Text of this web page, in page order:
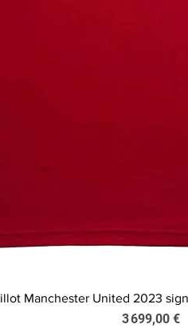
Aperçu rapide
Manchester United 2023
Prix
3 699,00 €